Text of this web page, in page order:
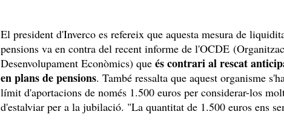
El president d'Inverco es refereix que aquesta mesura de
pensions va en contra del recent informe de l'OCDE
Desenvolupament Econòmics) que és contrari al rescat
en plans de pensions. També ressalta que aquest organisme
límit d'aportacions de només 1.500 euros per considerar-los
d'estalviar per a la jubilació. "La quantitat de 1.500 euros ens